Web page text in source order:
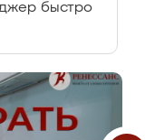
быстро